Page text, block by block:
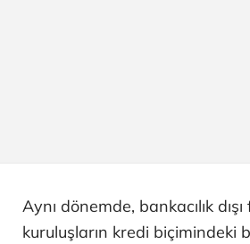
Aynı dönemde, bankacılık
kuruluşların kredi biçimindeki